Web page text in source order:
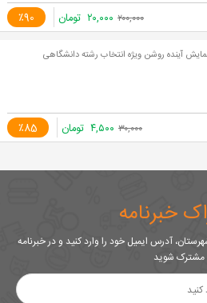
٪90 ۲۰۰,۰۰۰ ۲۰,۰۰۰ تومان
آینده روشن ویژه انتخاب رشته دانشگاهی
٪85 ۳۰,۰۰۰ ۴,۵۰۰ تومان
خبرنامه
آدرس ایمیل خود را وارد کنید و در خبرنامه
مشترک شوید